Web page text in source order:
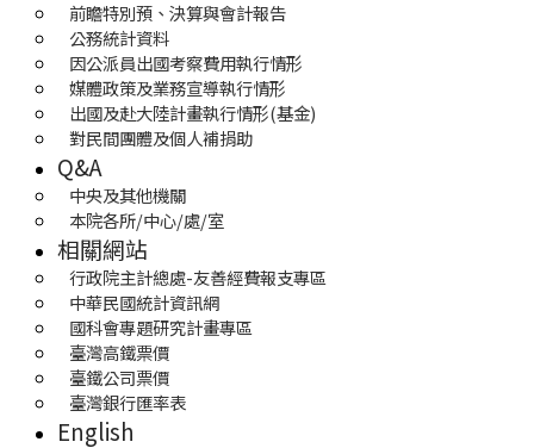
前瞻特別預、決算與會計報告
公務統計資料
因公派員出國考察費用執行情形
媒體政策及業務宣導執行情形
出國及赴大陸計畫執行情形(基金)
對民間團體及個人補捐助
Q&A
中央及其他機關
本院各所/中心/處/室
相關網站
行政院主計總處-友善經費報支專區
中華民國統計資訊網
國科會專題研究計畫專區
臺灣高鐵票價
臺鐵公司票價
臺灣銀行匯率表
English